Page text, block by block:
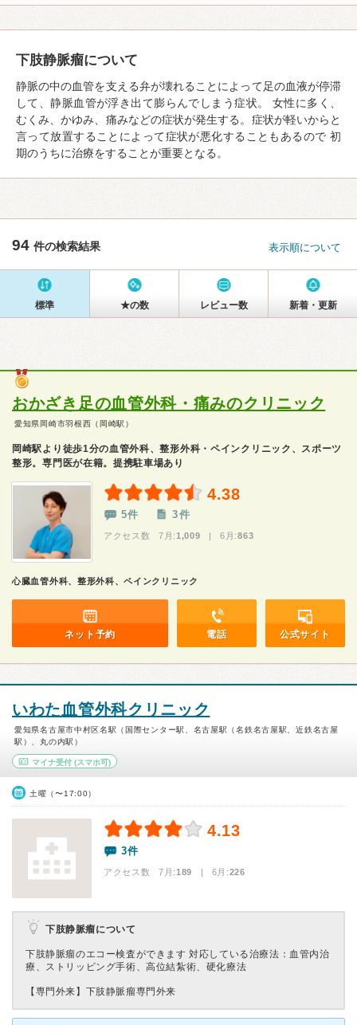
下肢静脈瘤について
静脈の中の血管を支える弁が壊れることによって足の血液が停滞
して、静脈血管が浮き出て膨らんでしまう症状。 女性に多く、
むくみ、かゆみ、痛みなどの症状が発生する。症状が軽いからと
言って放置することによって症状が悪化することもあるので 初
期のうちに治療をすることが重要となる。
94 件の検索結果 表示順について
標準 ★の数 レビュー数 新着・更新
おかざき足の血管外科・痛みのクリニック
愛知県岡崎市羽根西（岡崎駅）
岡崎駅より徒歩1分の血管外科、整形外科・ペインクリニック、スポーツ
整形。専門医が在籍。提携駐車場あり
4.38
5件 3件
アクセス数 7月: 1,009 | 6月:863
心臓血管外科、整形外科、ペインクリニック
ネット予約 電話 公式サイト
いわた血管外科クリニック
愛知県名古屋市中村区名駅（国際センター駅、名古屋駅（名鉄名古屋駅、近鉄名古屋
駅）、丸の内駅）
マイナ受付 (スマホ可)
土曜（〜17:00）
4.13
3件
アクセス数 7月:189 | 6月:226
下肢静脈瘤について
下肢静脈瘤のエコー検査ができます 対応している治療法：血管内治
療、ストリッピング手術、高位結紮術、硬化療法
【専門外来】 下肢静脈瘤専門外来